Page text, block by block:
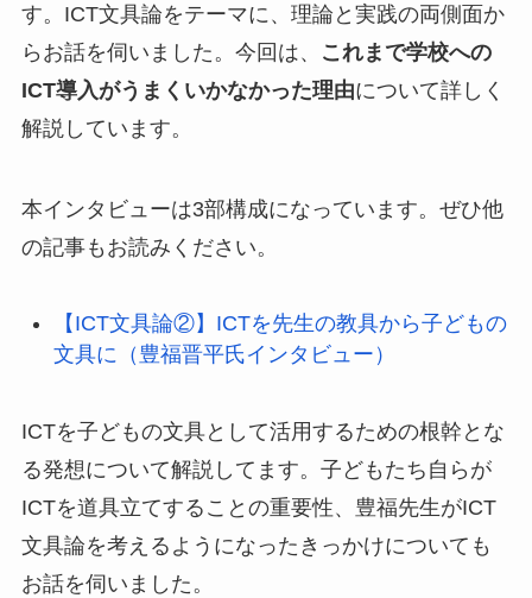
す。ICT文具論をテーマに、理論と実践の両側面か
らお話を伺いました。今回は、
これまで学校への
ICT導入がうまくいかなかった理由について詳しく
解説しています。
本インタビューは3部構成になっています。ぜひ他
の記事もお読みください。
【ICT文具論②】ICTを先生の教具から子どもの
文具に（豊福晋平氏インタビュー）
ICTを子どもの文具として活用するための根幹とな
る発想について解説してます。子どもたち自らが
ICTを道具立てすることの重要性、豊福先生がICT
文具論を考えるようになったきっかけについても
お話を伺いました。